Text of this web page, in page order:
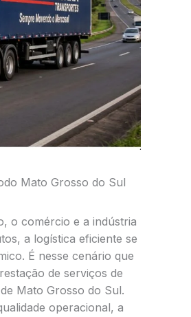
Mato Grosso do Sul
o comércio e a indústria
a logística eficiente se
É nesse cenário que
de serviços de
Mato Grosso do Sul.
operacional, a